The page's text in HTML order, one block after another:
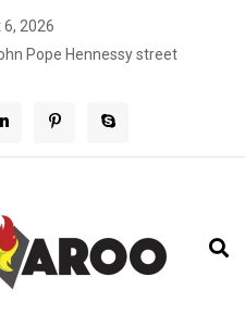
2026
Pope Hennessy street